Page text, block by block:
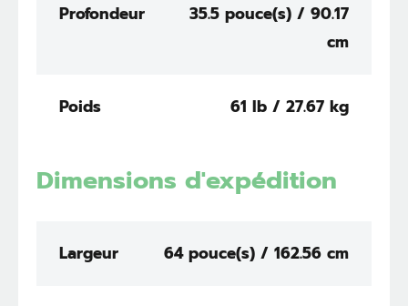
Profondeur
35.5 pouce(s) / 90.17
cm
Poids 61 lb / 27.67 kg
Dimensions d'expédition
Largeur 64 pouce(s) / 162.56 cm